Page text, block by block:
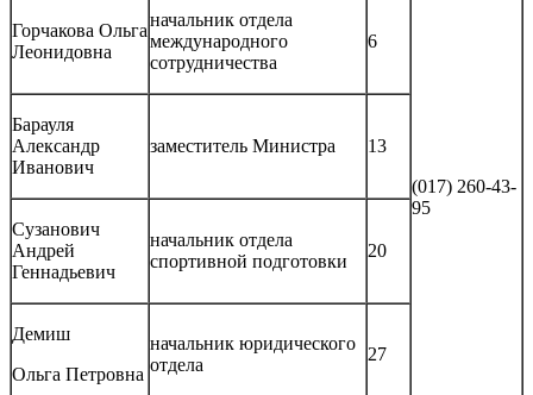
Горчакова Ольга
Леонидовна
начальник отдела
международного
сотрудничества
6
(017) 260-43-
95
Барауля
Александр
Иванович
заместитель Министра 13
Сузанович
Андрей
Геннадьевич
начальник отдела
спортивной подготовки
20
Демиш
Ольга Петровна
начальник юридического
отдела
27